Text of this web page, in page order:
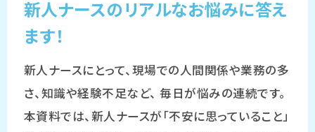
新人ナースのリアルなお悩みに答え
ます！
新人ナースにとって、現場での人間関係や業務の多
さ、知識や経験不足など、 毎日が悩みの連続です。
本資料では、新人ナースが「不安に思っていること」